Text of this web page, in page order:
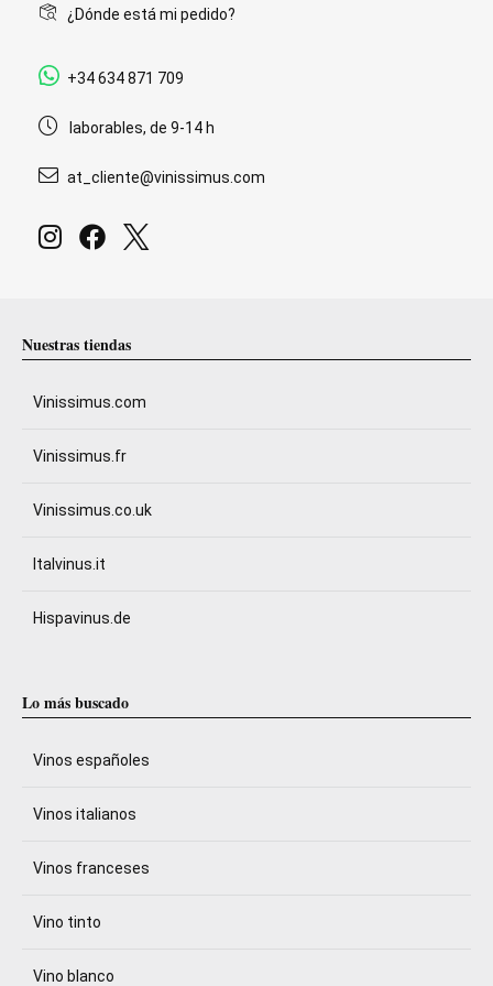
¿Dónde está mi pedido?
+34 634 871 709
laborables, de 9-14 h
at_cliente@vinissimus.com
Nuestras tiendas
Vinissimus.com
Vinissimus.fr
Vinissimus.co.uk
Italvinus.it
Hispavinus.de
Lo más buscado
Vinos españoles
Vinos italianos
Vinos franceses
Vino tinto
Vino blanco